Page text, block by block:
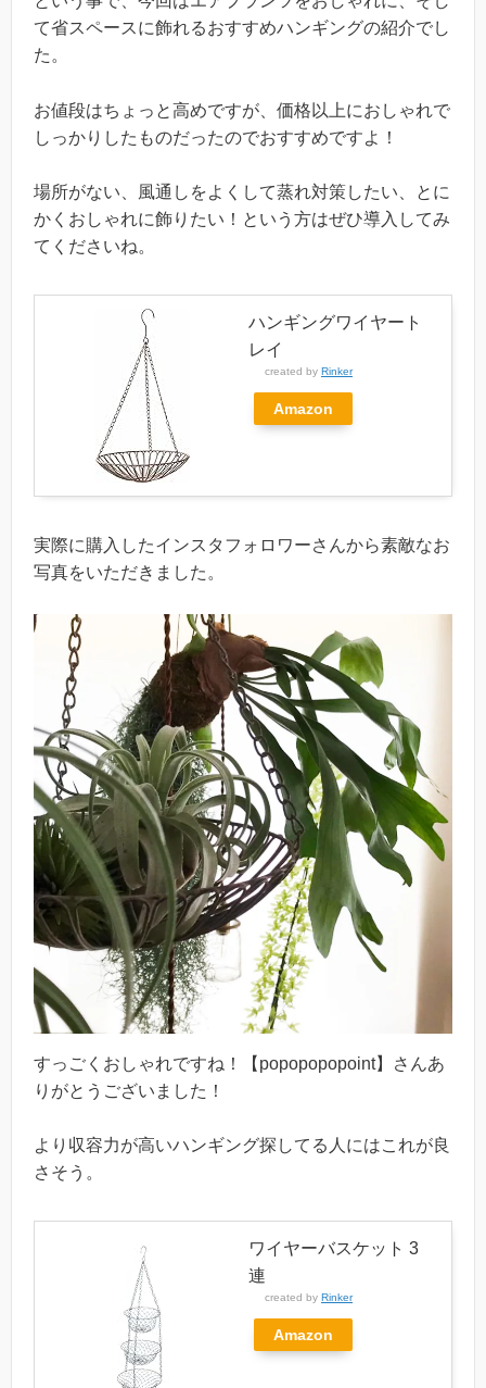
て省スペースに飾れるおすすめハンギングの紹介でし
た。
お値段はちょっと高めですが、価格以上におしゃれで
しっかりしたものだったのでおすすめですよ！
場所がない、風通しをよくして蒸れ対策したい、とに
かくおしゃれに飾りたい！という方はぜひ導入してみ
てくださいね。
ハンギングワイヤート
レイ
created by Rinker
Amazon
実際に購入したインスタフォロワーさんから素敵なお
写真をいただきました。
すっごくおしゃれですね！【popopopopoint】さんあ
りがとうございました！
より収容力が高いハンギング探してる人にはこれが良
さそう。
ワイヤーバスケット 3
連
created by Rinker
Amazon